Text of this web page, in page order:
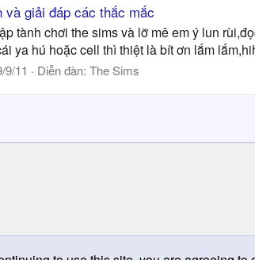
giải đáp các thắc mắc
tành chơi the sims và lỡ mê em ý lun
ya hú hoặc cell thì thiệt là bít ơn lắm
9/11 Diễn đàn: The Sims